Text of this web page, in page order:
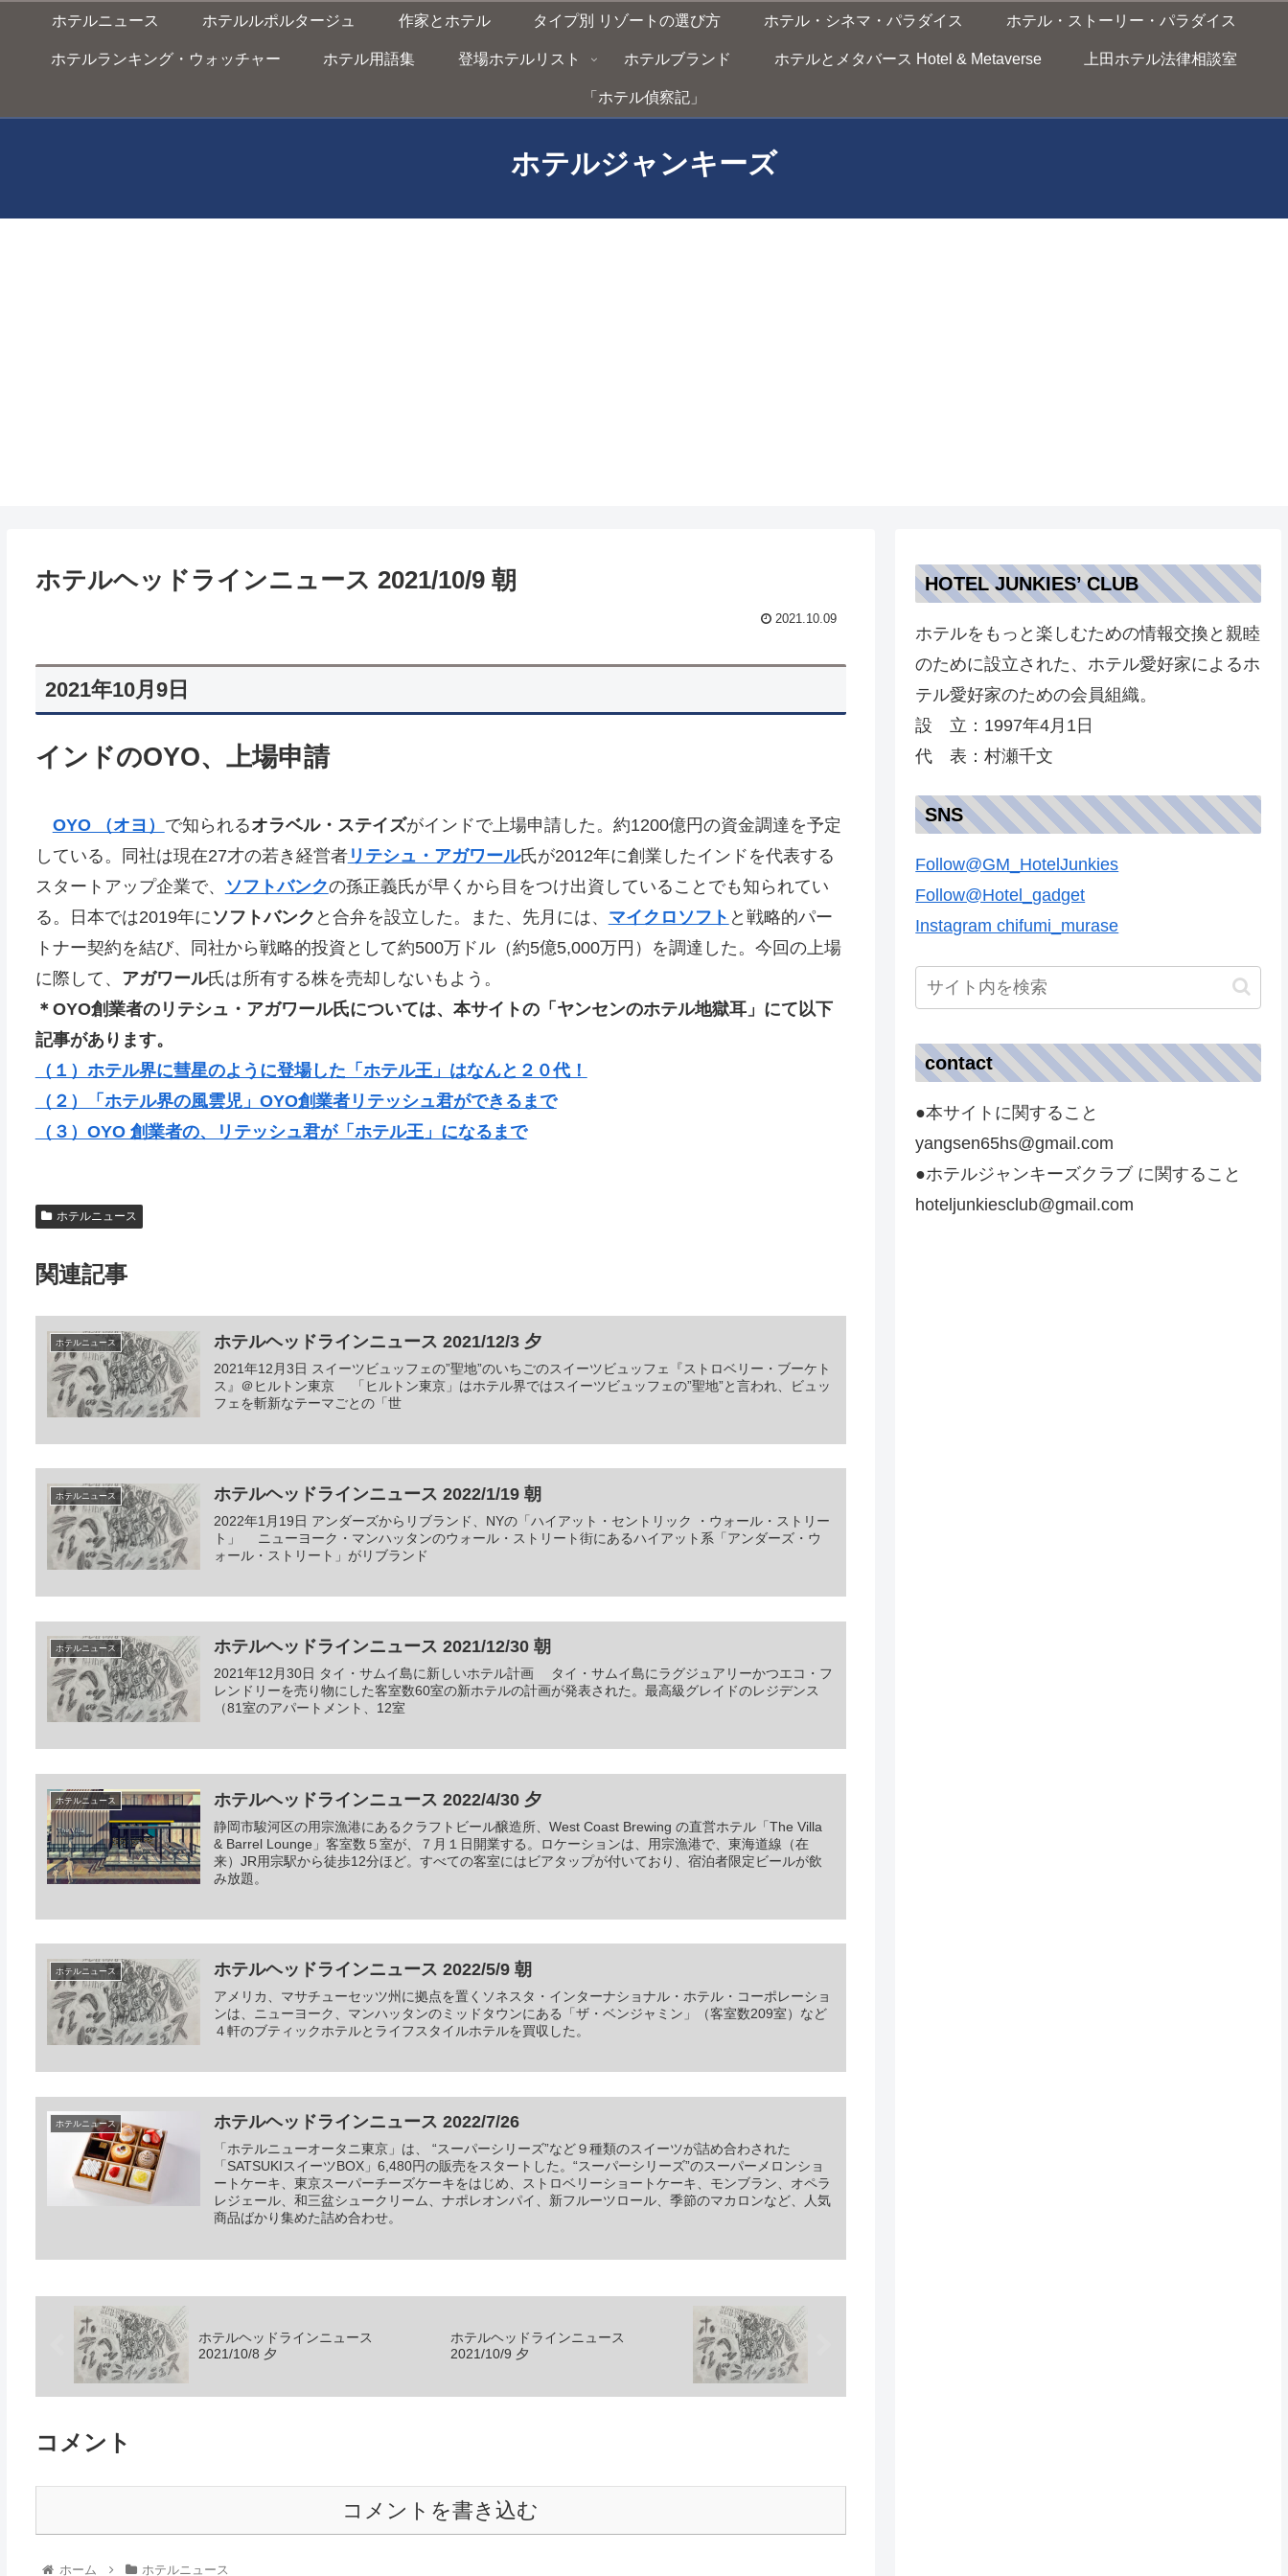
ホテルジャンキーズ
ホテルニュース ホテルルポルタージュ 作家とホテル タイプ別 リゾートの選び方 ホテル・シネマ・パラダイス ホテル・ストーリー・パラダイス
ホテルランキング・ウォッチャー ホテル用語集 登場ホテルリスト ホテルブランド ホテルとメタバース Hotel & Metaverse 上田ホテル法律相談室
「ホテル偵察記」
ホテルヘッドラインニュース 2021/10/9 朝
2021.10.09
2021年10月9日
インドのOYO、上場申請
OYO （オヨ） で知られるオラベル・ステイズがインドで上場申請した。約1200億円の資金調達を予定
している。同社は現在27才の若き経営者リテシュ・アガワール氏が2012年に創業したインドを代表する
スタートアップ企業で、
ソフトバンクの孫正義氏が早くから目をつけ出資していることでも知られてい
る。日本では2019年に ソフトバンク と合弁を設立した。また、先月には、 マイクロソフト と戦略的パー
トナー契約を結び、同社から戦略的投資として約500万ドル（約5億5,000万円）を調達した。今回の上場
に際して、 アガワール氏は所有する株を売却しないもよう。
＊OYO創業者のリテシュ・アガワール氏については、本サイトの「ヤンセンのホテル地獄耳」にて以下
記事があります。
（１）ホテル界に彗星のように登場した「ホテル王」はなんと２０代！
（２）「ホテル界の風雲児」OYO創業者リテッシュ君ができるまで
（３）OYO 創業者の、リテッシュ君が「ホテル王」になるまで
ホテルニュース
関連記事
ホテルニュース ホテルヘッドラインニュース 2021/12/3 夕
2021年12月3日 スイーツビュッフェの”聖地”のいちごのスイーツビュッフェ『ストロベリー・ブーケト
ス』＠ヒルトン東京 「ヒルトン東京」はホテル界ではスイーツビュッフェの”聖地”と言われ、ビュッ
フェを斬新なテーマごとの「世
ホテルニュース ホテルヘッドラインニュース 2022/1/19 朝
2022年1月19日 アンダーズからリブランド、NYの「ハイアット・セントリック ・ウォール・ストリー
ト」 ニューヨーク・マンハッタンのウォール・ストリート街にあるハイアット系「アンダーズ・ウ
ォール・ストリート」がリブランド
ホテルニュース ホテルヘッドラインニュース 2021/12/30 朝
2021年12月30日 タイ・サムイ島に新しいホテル計画 タイ・サムイ島にラグジュアリーかつエコ・フ
レンドリーを売り物にした客室数60室の新ホテルの計画が発表された。最高級グレイドのレジデンス
（81室のアパートメント、12室
ホテルニュース ホテルヘッドラインニュース 2022/4/30 夕
静岡市駿河区の用宗漁港にあるクラフトビール醸造所、West Coast Brewing の直営ホテル「The Villa
& Barrel Lounge」客室数５室が、７月１日開業する。ロケーションは、用宗漁港で、東海道線（在
来）JR用宗駅から徒歩12分ほど。すべての客室にはビアタップが付いており、宿泊者限定ビールが飲
み放題。
ホテルニュース ホテルヘッドラインニュース 2022/5/9 朝
アメリカ、マサチューセッツ州に拠点を置くソネスタ・インターナショナル・ホテル・コーポレーショ
ンは、ニューヨーク、マンハッタンのミッドタウンにある「ザ・ベンジャミン」（客室数209室）など
４軒のブティックホテルとライフスタイルホテルを買収した。
ホテルニュース ホテルヘッドラインニュース 2022/7/26
「ホテルニューオータニ東京」は、 “スーパーシリーズ”など９種類のスイーツが詰め合わされた
「SATSUKIスイーツBOX」6,480円の販売をスタートした。“スーパーシリーズ”のスーパーメロンショ
ートケーキ、東京スーパーチーズケーキをはじめ、ストロベリーショートケーキ、モンブラン、オペラ
レジェール、和三盆シュークリーム、ナポレオンパイ、新フルーツロール、季節のマカロンなど、人気
商品ばかり集めた詰め合わせ。
ホテルヘッドラインニュース
2021/10/8 夕
ホテルヘッドラインニュース
2021/10/9 夕
コメント
コメントを書き込む
ホーム ホテルニュース
HOTEL JUNKIES’ CLUB
ホテルをもっと楽しむための情報交換と親睦
のために設立された、ホテル愛好家によるホ
テル愛好家のための会員組織。
設 立：1997年4月1日
代 表：村瀬千文
SNS
Follow@GM_HotelJunkies
Follow@Hotel_gadget
Instagram chifumi_murase
contact
●本サイトに関すること
yangsen65hs@gmail.com
●ホテルジャンキーズクラブ に関すること
hoteljunkiesclub@gmail.com